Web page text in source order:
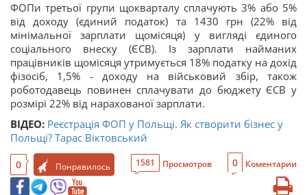
ФОПи третьої групи щокварталу сплачують 3% або 5%
від доходу (єдиний податок) та 1430 грн (22% від
мінімальної зарплати щомісяця) у вигляді єдиного
соціального внеску (ЄСВ). Із зарплати найманих
працівників щомісяця утримується 18% податку на дохід
фізосіб, 1,5% - доходу на військовий збір, також
роботодавець повинен сплачувати до бюджету ЄСВ у
розмірі 22% від нарахованої зарплати.
ВІДЕО: Реєстрація ФОП у Польщі. Як створити бізнес у
Польщі? Тарас Віктовський
0 Понравилось 1581 Просмотров 0 Коментарии